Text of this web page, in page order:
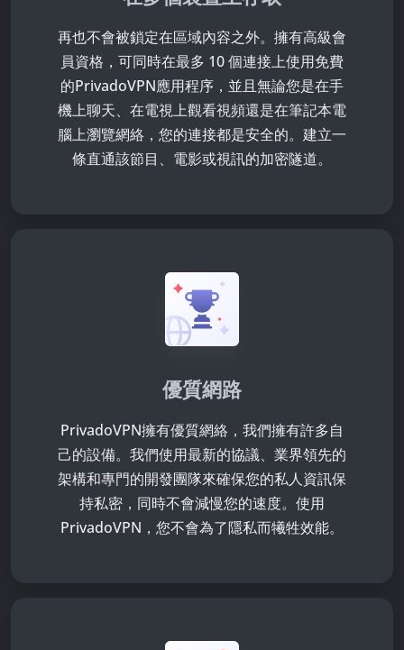
再也不會被鎖定在區域內容之外。擁有高級會
員資格，可同時在最多 10 個連接上使用免費
的PrivadoVPN應用程序，並且無論您是在手
機上聊天、在電視上觀看視頻還是在筆記本電
腦上瀏覽網絡，您的連接都是安全的。建立一
條直通該節目、電影或視訊的加密隧道。
優質網路
PrivadoVPN擁有優質網絡，我們擁有許多自
己的設備。我們使用最新的協議、業界領先的
架構和專門的開發團隊來確保您的私人資訊保
持私密，同時不會減慢您的速度。使用
PrivadoVPN，您不會為了隱私而犧牲效能。